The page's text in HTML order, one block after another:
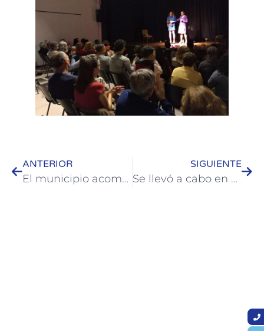
ANTERIOR
El municipio acompañó el segundo Festival de la Primavera en Colonia Hughes
SIGUIENTE
Se llevó a cabo en Colón una jornada de sensibilización para prestadores y trabajadores turísticos